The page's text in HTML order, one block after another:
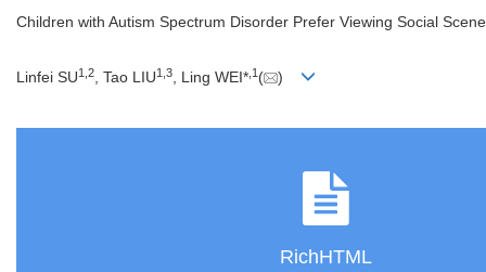
Children with Autism Spectrum Disorder Prefer Viewing Social
Linfei SU1 2 , Tao LIU1 3 , Ling WEI* 1 ( )
RichHTML